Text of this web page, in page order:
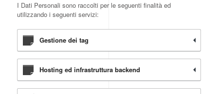
I Dati Personali sono raccolti per le seguenti finalità ed
utilizzando i seguenti servizi:
Gestione dei tag
Hosting ed infrastruttura backend